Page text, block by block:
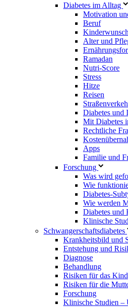
Diabetes im Alltag
Motivation
Beruf
Kinderwunsch
Alter und
Ramadan
Nutri-Score
Stress
Hitze
Reisen
Diabetes und
Mit Diabetes
Rechtliche
Apps
Familie und
Forschung
Was wird
Wie
Diabetes-
Wie werden
Diabetes und
Klinische
Schwangerschaftsdiabetes
Krankheitsbild und
Entstehung und
Diagnose
Behandlung
Risiken für das Kind
Risiken für die
Forschung
Klinische Studien –